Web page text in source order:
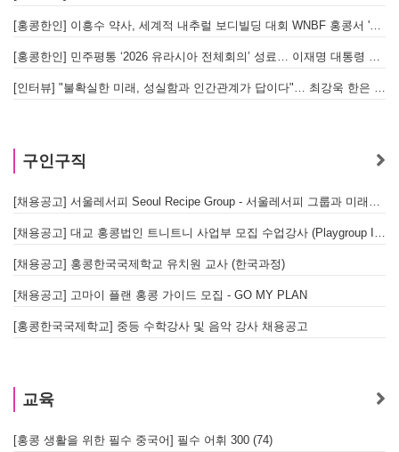
구인구직
[채용공고] 홍콩한국국제학교 유치원 교사 (한국과정)
[채용공고] 고마이 플랜 홍콩 가이드 모집 - GO MY PLAN
[홍콩한국국제학교] 중등 수학강사 및 음악 강사 채용공고
교육
[홍콩 생활을 위한 필수 중국어] 필수 어휘 300 (74)